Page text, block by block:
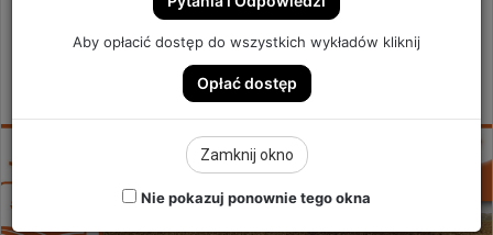
SZYBKA PORADA #45
email
24 listopada 2021
Aby opłacić dostęp do wszystkich wykładów kliknij
Opłać dostęp
Zamknij okno
Nie pokazuj ponownie tego okna